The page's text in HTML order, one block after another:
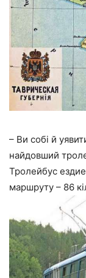
– Ви собі й
найдовший
Тролейбус
маршруту – 86